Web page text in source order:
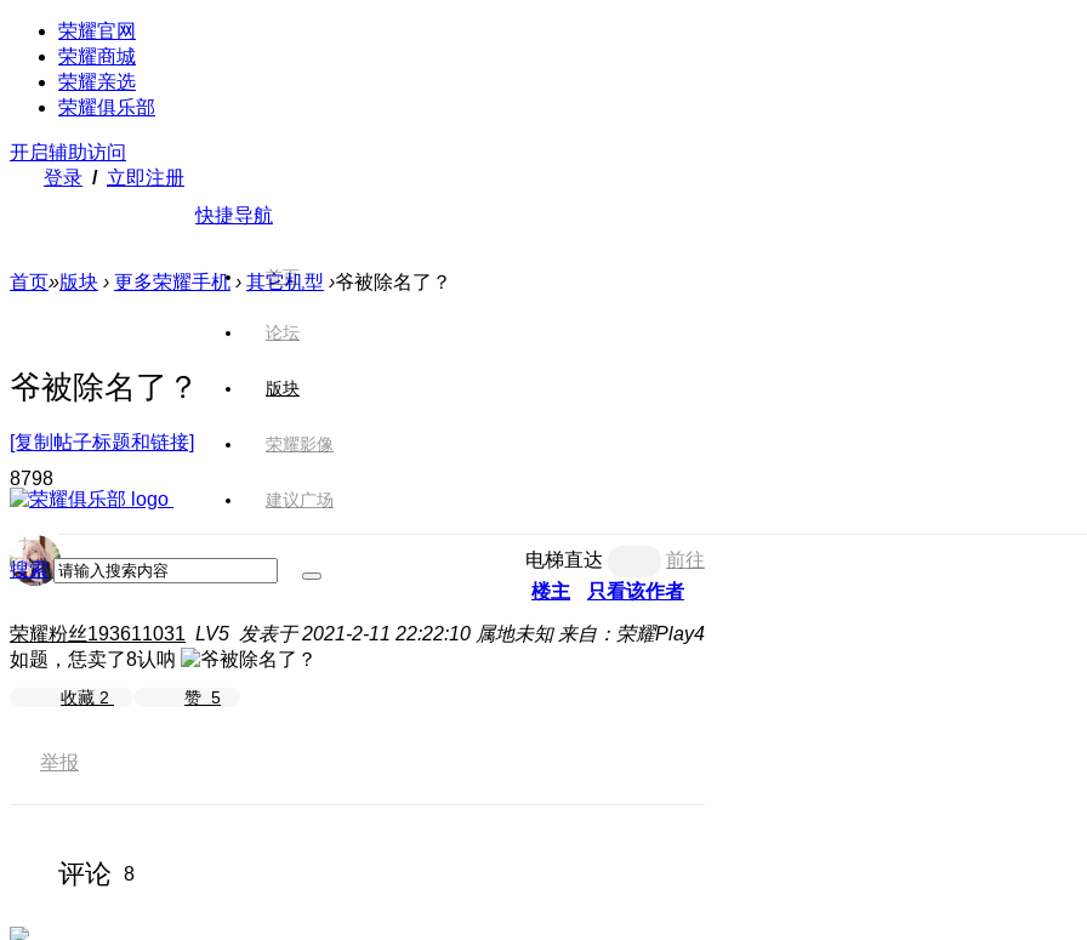
荣耀官网
荣耀商城
荣耀亲选
荣耀俱乐部
开启辅助访问
登录 / 立即注册
快捷导航
首页
论坛
版块
荣耀影像
建议广场
搜索
首页»版块 › 更多荣耀手机 › 其它机型 ›爷被除名了？
爷被除名了？
[复制帖子标题和链接]
8798
电梯直达
前往
楼主
只看该作者
荣耀粉丝193611031 LV5 发表于 2021-2-11 22:22:10 属地未知 来自：荣耀Play4
如题，恁卖了8认呐
收藏 2 赞 5
举报
评论 8